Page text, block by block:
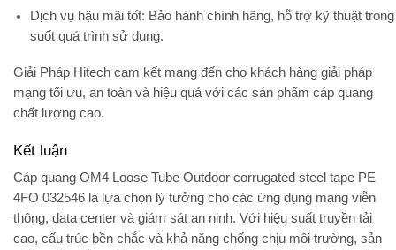
Dịch vụ hậu mãi tốt: Bảo hành chính hãng, hỗ trợ kỹ thuật trong
suốt quá trình sử dụng.
Giải Pháp Hitech cam kết mang đến cho khách hàng giải pháp
mạng tối ưu, an toàn và hiệu quảvới các sản phẩm cáp quang
chất lượng cao.
Kết luận
Cáp quang OM4 Loose Tube Outdoor corrugated steel tape PE
4FO 032546 là lựa chọn lý tưởng cho các ứng dụng mạng viễn
thông, data center và giám sát an ninh. Với hiệu suất truyền tải
cao, cấu trúc bền chắc và khả năng chống chịu môi trường, sản